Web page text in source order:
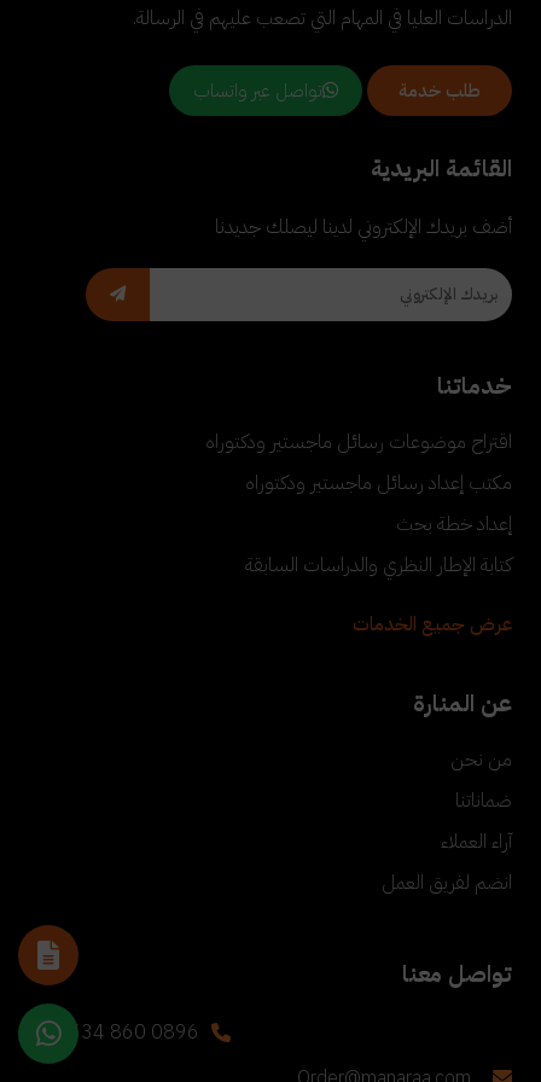
الدراسات العليا في المهام التي تصعب عليهم في الرسالة.
طلب خدمة تواصل عبر واتساب
القائمة البريدية
أضف بريدك الإلكتروني لدينا ليصلك جديدنا
خدماتنا
اقتراح موضوعات رسائل ماجستير ودكتوراه
مكتب إعداد رسائل ماجستير ودكتوراه
إعداد خطة بحث
كتابة الإطار النظري والدراسات السابقة
عرض جميع الخدمات
عن المنارة
من نحن
ضماناتنا
آراء العملاء
انضم لفريق العمل
تواصل معنا
+90 534 860 0896